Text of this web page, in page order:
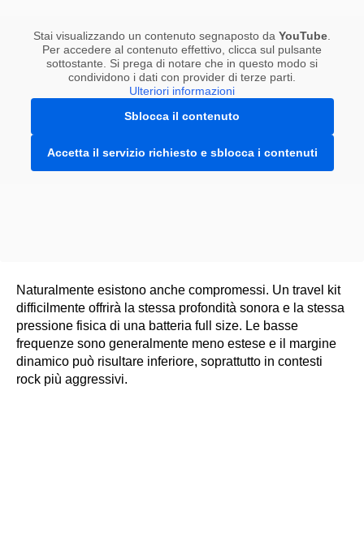
Stai visualizzando un contenuto segnaposto da YouTube.
Per accedere al contenuto effettivo, clicca sul pulsante
sottostante. Si prega di notare che in questo modo si
condividono i dati con provider di terze parti.
Ulteriori informazioni
Sblocca il contenuto
Accetta il servizio richiesto e sblocca i contenuti
Naturalmente esistono anche compromessi. Un travel kit
difficilmente offrirà la stessa profondità sonora e la stessa
pressione fisica di una batteria full size. Le basse
frequenze sono generalmente meno estese e il margine
dinamico può risultare inferiore, soprattutto in contesti
rock più aggressivi.